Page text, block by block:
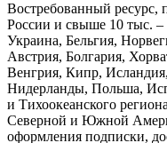
Востребованный ресурс,
России и свыше 10 тыс. –
Украина, Бельгия,
Австрия, Болгария,
Венгрия, Кипр,
Нидерланды, Польша,
и Тихоокеанского
Северной и Южной
оформления подписки,